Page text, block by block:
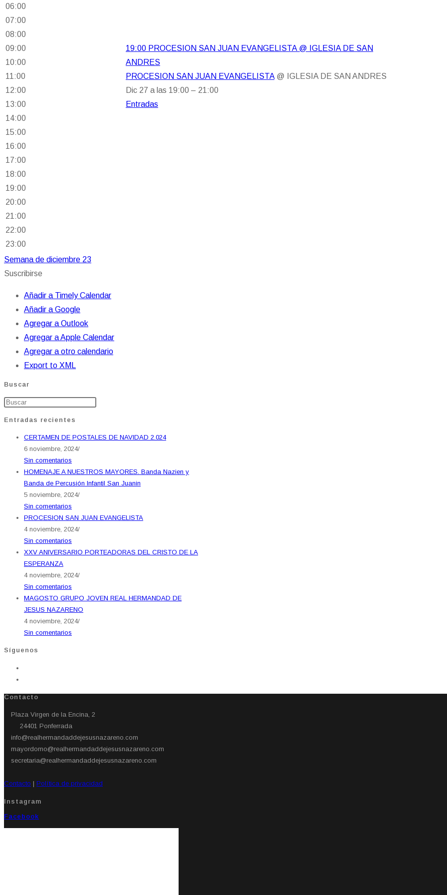
06:00
07:00
08:00
09:00
10:00
11:00
12:00
13:00
14:00
15:00
16:00
17:00
18:00
19:00
20:00
21:00
22:00
23:00
19:00 PROCESION SAN JUAN EVANGELISTA @ IGLESIA DE SAN
ANDRES
PROCESION SAN JUAN EVANGELISTA @ IGLESIA DE SAN ANDRES
Dic 27 a las 19:00 – 21:00
Entradas
Semana de diciembre 23
Suscribirse
Añadir a Timely Calendar
Añadir a Google
Agregar a Outlook
Agregar a Apple Calendar
Agregar a otro calendario
Export to XML
Buscar
Entradas recientes
CERTAMEN DE POSTALES DE NAVIDAD 2.024
6 noviembre, 2024/
Sin comentarios
HOMENAJE A NUESTROS MAYORES. Banda Nazien y
Banda de Percusión Infantil San Juanin
5 noviembre, 2024/
Sin comentarios
PROCESION SAN JUAN EVANGELISTA
4 noviembre, 2024/
Sin comentarios
XXV ANIVERSARIO PORTEADORAS DEL CRISTO DE LA
ESPERANZA
4 noviembre, 2024/
Sin comentarios
MAGOSTO GRUPO JOVEN REAL HERMANDAD DE
JESUS NAZARENO
4 noviembre, 2024/
Sin comentarios
Síguenos
Contacto
Plaza Virgen de la Encina, 2
24401 Ponferrada​
info@realhermandaddejesusnazareno.com
mayordomo@realhermandaddejesusnazareno.com
secretaria@realhermandaddejesusnazareno.com
Contacto | Política de privacidad
Instagram
Facebook